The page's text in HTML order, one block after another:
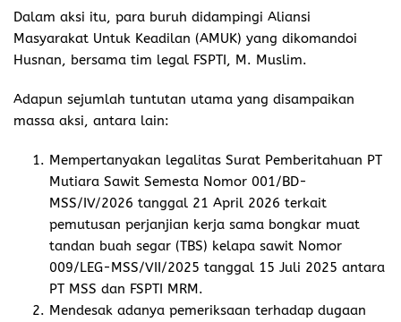
Dalam aksi itu, para buruh didampingi Aliansi
Masyarakat Untuk Keadilan (AMUK) yang dikomandoi
Husnan, bersama tim legal FSPTI, M. Muslim.
Adapun sejumlah tuntutan utama yang disampaikan
massa aksi, antara lain:
Mempertanyakan legalitas Surat Pemberitahuan PT
Mutiara Sawit Semesta Nomor 001/BD-
MSS/IV/2026 tanggal 21 April 2026 terkait
pemutusan perjanjian kerja sama bongkar muat
tandan buah segar (TBS) kelapa sawit Nomor
009/LEG-MSS/VII/2025 tanggal 15 Juli 2025 antara
PT MSS dan FSPTI MRM.
Mendesak adanya pemeriksaan terhadap dugaan